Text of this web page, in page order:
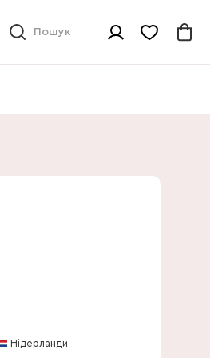
Пошук
Нідерланди